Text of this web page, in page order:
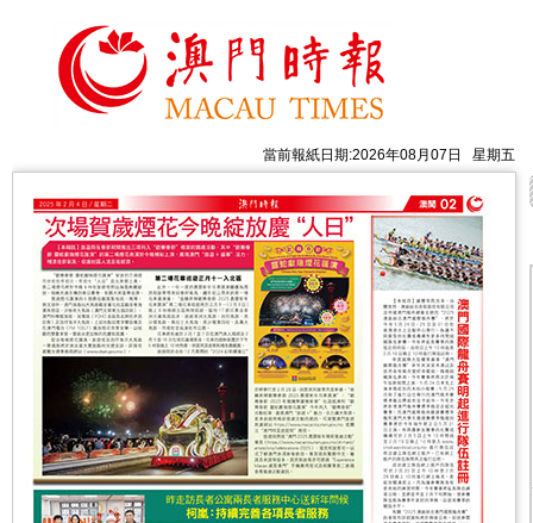
當前報紙日期:2026年08月07日 星期五